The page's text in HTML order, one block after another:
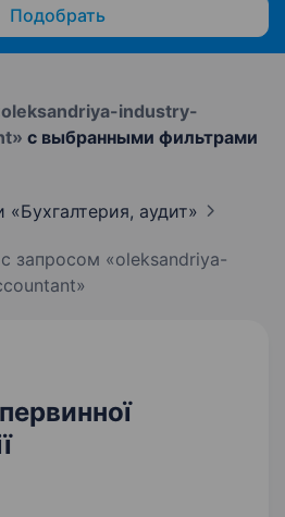
Подобрать
industry-
с выбранными фильтрами
«Бухгалтерия, аудит»
запросом «oleksandriya-